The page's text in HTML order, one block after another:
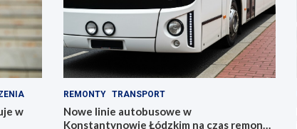
w
REMONTY TRANSPORT
Nowe linie autobusowe w
Konstantynowie Łódzkim na czas remontu